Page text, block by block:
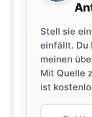
Stell sie
einfällt. Du
meinen
Mit Quelle
ist